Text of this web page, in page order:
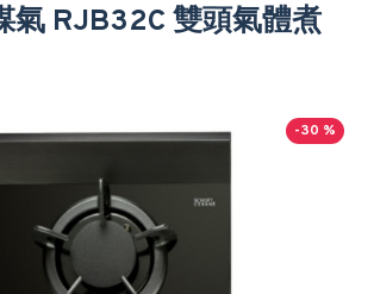
氣 RJB32C 雙頭氣體煮
-30 %